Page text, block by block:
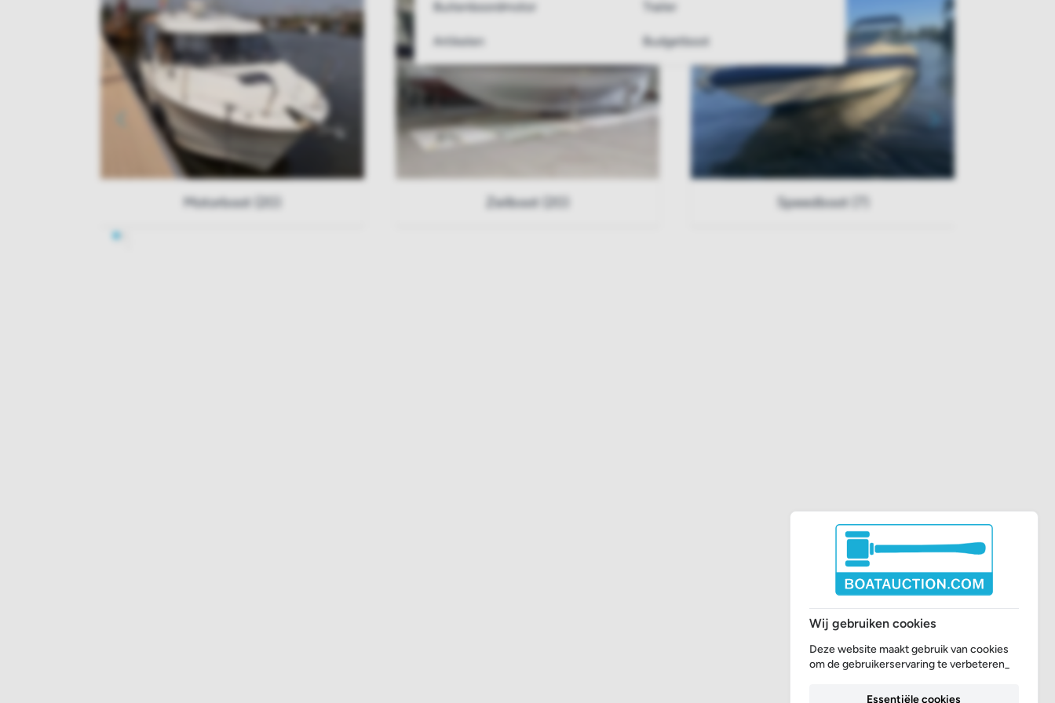
Buitenboordmotor Trailer
Artikelen Budgetboot
Motorboot (20) Zeilboot (20) Speedboot (7)
Wij gebruiken cookies
Deze website maakt gebruik van cookies
om de gebruikerservaring te verbeteren_
Essentiële cookies